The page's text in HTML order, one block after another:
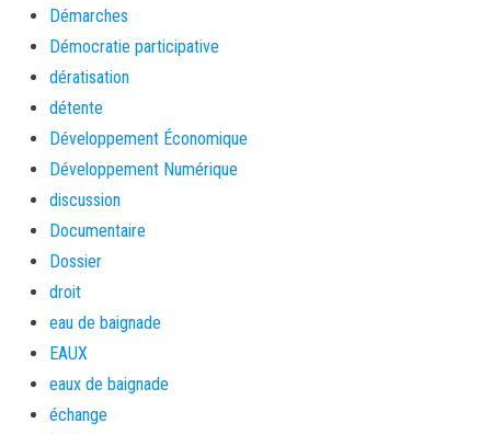
Démarches
Démocratie participative
dératisation
détente
Développement Économique
Développement Numérique
discussion
Documentaire
Dossier
droit
eau de baignade
EAUX
eaux de baignade
échange